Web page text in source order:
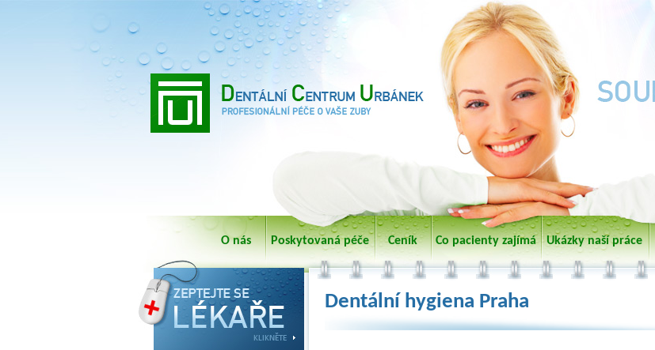
O nás Poskytovaná péče Ceník Co pacienty zajímá Ukázky naší práce
Dentální hygiena Praha